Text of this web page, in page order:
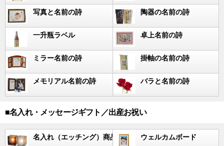
写真と名前の詩 陶器の名前の詩
一升瓶ラベル 卓上名前の詩
ミラー名前の詩 掛軸の名前の詩
メモリアル名前の詩 バラと名前の詩
■名入れ・メッセージギフト／出産お祝い
名入れ（エッチング）商品 ウェルカムボード